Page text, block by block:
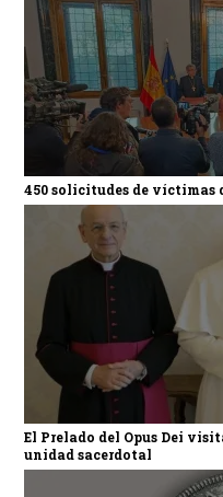
450 solicitudes de víctimas
El Prelado del Opus Dei
unidad sacerdotal